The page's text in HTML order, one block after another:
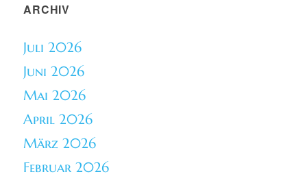
ARCHIV
Juli 2026
Juni 2026
Mai 2026
April 2026
März 2026
Februar 2026